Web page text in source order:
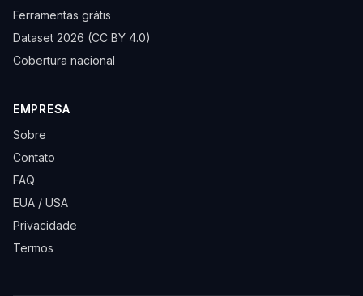
Ferramentas grátis
Dataset 2026 (CC BY 4.0)
Cobertura nacional
EMPRESA
Sobre
Contato
FAQ
EUA / USA
Privacidade
Termos